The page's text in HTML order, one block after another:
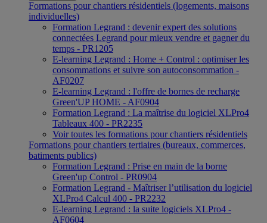
Formations pour chantiers résidentiels (logements, maisons
individuelles)
Formation Legrand : devenir expert des solutions
connectées Legrand pour mieux vendre et gagner du
temps - PR1205
E-learning Legrand : Home + Control : optimiser les
consommations et suivre son autoconsommation -
AF0207
E-learning Legrand : l'offre de bornes de recharge
Green'UP HOME - AF0904
Formation Legrand : La maîtrise du logiciel XLPro4
Tableaux 400 - PR2235
Voir toutes les formations pour chantiers résidentiels
Formations pour chantiers tertiaires (bureaux, commerces,
batiments publics)
Formation Legrand : Prise en main de la borne
Green'up Control - PR0904
Formation Legrand - Maîtriser l’utilisation du logiciel
XLPro4 Calcul 400 - PR2232
E-learning Legrand : la suite logiciels XLPro4 -
AF0604